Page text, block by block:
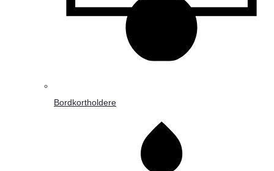
Bordkortholdere